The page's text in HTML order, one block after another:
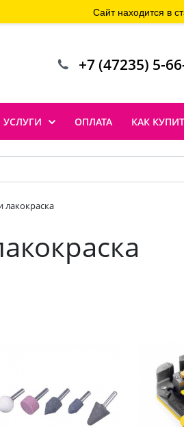
+7 (47235) 5-
УСЛУГИ ОПЛАТА КАК
лакокраска
Сайт находится в